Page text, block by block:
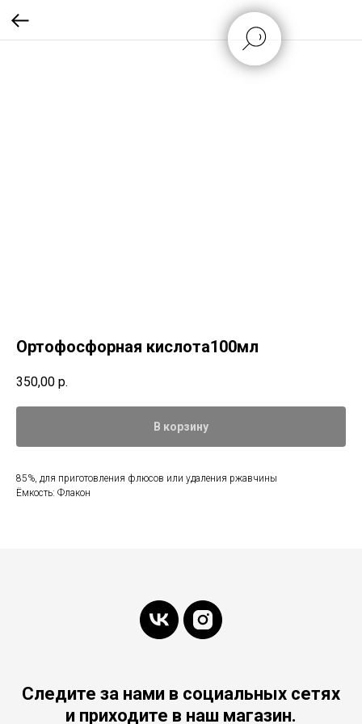
Ортофосфорная кислота100мл
350,00 р.
В корзину
85%, для приготовления флюсов или удаления ржавчины
Ёмкость: Флакон
Следите за нами в социальных сетях
и приходите в наш магазин.